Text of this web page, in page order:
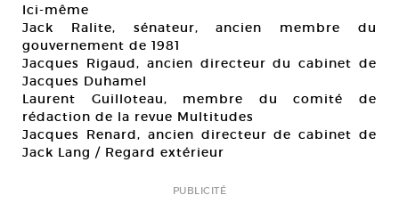
Ici-même
Jack Ralite, sénateur, ancien membre du
gouvernement de 1981
Jacques Rigaud, ancien directeur du cabinet de
Jacques Duhamel
Laurent Guilloteau, membre du comité de
rédaction de la revue Multitudes
Jacques Renard, ancien directeur de cabinet de
Jack Lang / Regard extérieur
PUBLICITÉ